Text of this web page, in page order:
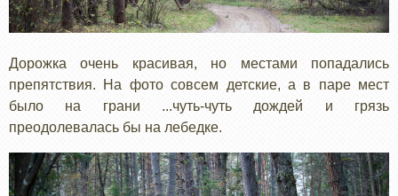
Дорожка очень красивая, но местами попадались
препятствия. На фото совсем детские, а в паре мест
было на грани ...чуть-чуть дождей и грязь
преодолевалась бы на лебедке.